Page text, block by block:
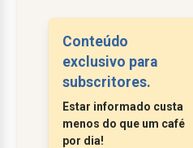
legislativas regionais
pela ilha Terceira. Não
se trata propriamente
Assemelha-se ao que
na verdade é: um
Conteúdo
exclusivo para
subscritores.
Estar informado custa
menos do que um café
por dia!